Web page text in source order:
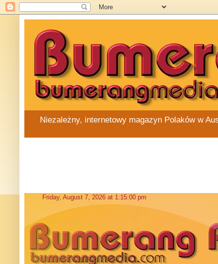
Niezależny, internetowy magazyn Polaków w